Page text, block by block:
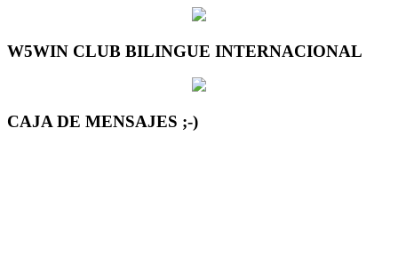
W5WIN CLUB BILINGUE INTERNACIONAL
CAJA DE MENSAJES ;-)